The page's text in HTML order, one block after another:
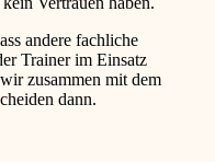
andere fachliche
Trainer im Einsatz
zusammen mit dem
dann.